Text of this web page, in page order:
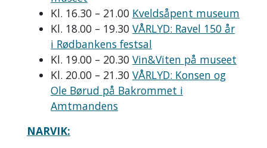
Kl. 16.30 – 21.00 Kveldsåpent museum
Kl. 18.00 – 19.30 VÅRLYD: Ravel 150 år
i Rødbankens festsal
Kl. 19.00 – 20.30 Vin&Viten på museet
Kl. 20.00 – 21.30 VÅRLYD: Konsen og
Ole Børud på Bakrommet i
Amtmandens
NARVIK: